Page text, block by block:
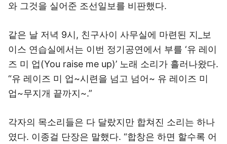
와 그것을 실어준 조선일보를 비판했다.
같은 날 저녁 9시, 친구사이 사무실에 마련된 지_보
이스 연습실에서는 이번 정기공연에서 부를 ‘유 레이
즈 미 업(You raise me up)’ 노래 소리가 흘러나왔다.
“유 레이즈 미 업~시련을 넘고 넘어~ 유 레이즈 미
업~무지개 끝까지~.”
각자의 목소리들은 다 달랐지만 합쳐진 소리는 하나
였다. 이종걸 단장은 말했다. “합창은 하면 할수록 어